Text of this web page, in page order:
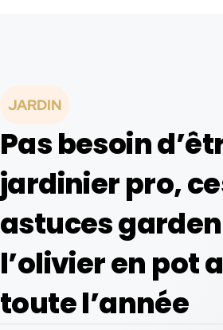
JARDIN
Pas besoin
jardinier pro,
astuces
l’olivier en pot
toute l’année